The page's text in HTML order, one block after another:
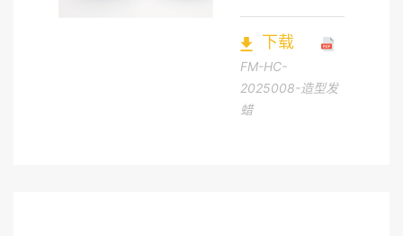
下载
FM-HC-
2025008-造型发
蜡